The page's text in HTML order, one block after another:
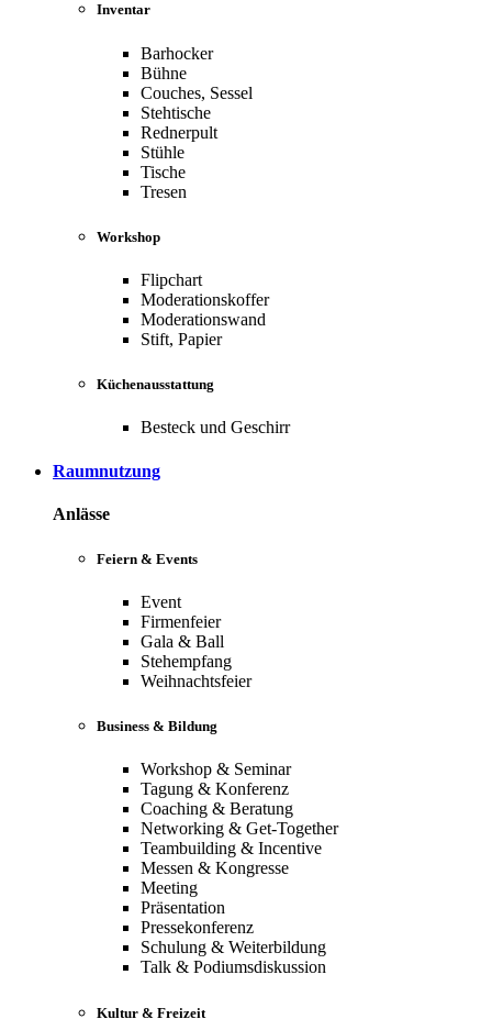
Inventar
Barhocker
Bühne
Couches, Sessel
Stehtische
Rednerpult
Stühle
Tische
Tresen
Workshop
Flipchart
Moderationskoffer
Moderationswand
Stift, Papier
Küchenausstattung
Besteck und Geschirr
Raumnutzung
Anlässe
Feiern & Events
Event
Firmenfeier
Gala & Ball
Stehempfang
Weihnachtsfeier
Business & Bildung
Workshop & Seminar
Tagung & Konferenz
Coaching & Beratung
Networking & Get-Together
Teambuilding & Incentive
Messen & Kongresse
Meeting
Präsentation
Pressekonferenz
Schulung & Weiterbildung
Talk & Podiumsdiskussion
Kultur & Freizeit